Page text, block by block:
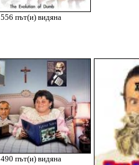
556 път(и) видяна
490 път(и) видяна